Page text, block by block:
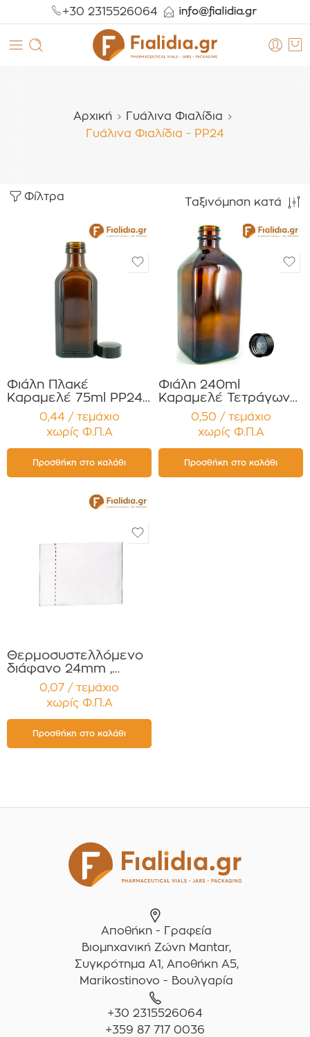
+30 2315526064
Αρχική
Γυάλινα Φιαλίδια
Γυάλινα Φιαλίδια - PP24
Φίλτρα Ταξινόμηση κατά
Φιάλη Πλακέ
Καραμελέ 75ml PP24
για Έλαια Βάμματα
Σιρόπια Συσκευασία 12
τεμαχίων
0,44 / τεμάχιο
χωρίς Φ.Π.Α
Προσθήκη στο καλάθι
Φιάλη 240ml
Καραμελέ Τετράγωνη
για Έλαια, Βάμματα
Αρώματα Συσκευασία
12 τεμαχίων
0,50 / τεμάχιο
χωρίς Φ.Π.Α
Προσθήκη στο καλάθι
Θερμοσυστελλόμενο
διάφανο 24mm ,
Συμβατό με πώμα
Αλουμινίου PP24 και
Βακελίτη PP24 για
Σιρόπια , Έλαια,
Βάμματα Αρώματα
Συσκευασία 12
0,07 / τεμάχιο
χωρίς Φ.Π.Α
Προσθήκη στο καλάθι
Αποθήκη - Γραφεία
Βιομηχανική Ζώνη Mantar,
Συγκρότημα A1, Αποθήκη Α5,
Marikostinovo - Βουλγαρία
+30 2315526064
+359 87 717 0036